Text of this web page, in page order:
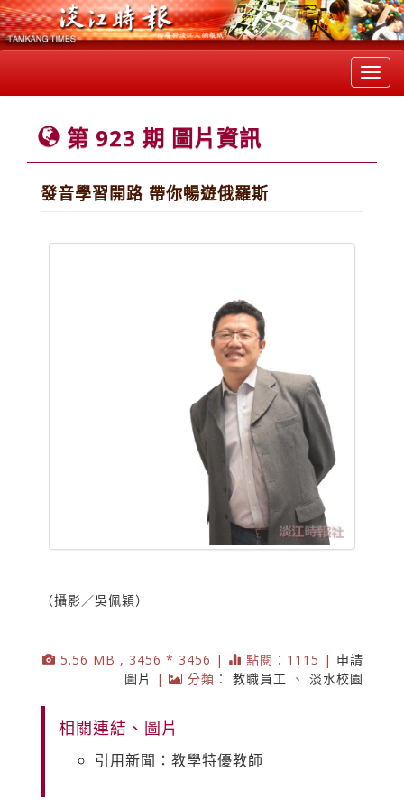
第 923 期 圖片資訊
發音學習開路 帶你暢遊俄羅斯
（攝影／吳佩穎）
5.56 MB , 3456 * 3456 | 點閱：1115 | 申請
圖片
| 分類： 教職員工 、 淡水校園
相關連結、圖片
引用新聞：教學特優教師